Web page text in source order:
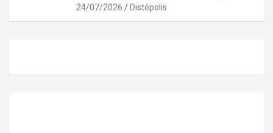
24/07/2026 Distópolis